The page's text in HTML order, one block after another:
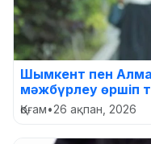
Шымкент пен
мәжбүрлеу өршіп
Қоғам•26 ақпан, 2026